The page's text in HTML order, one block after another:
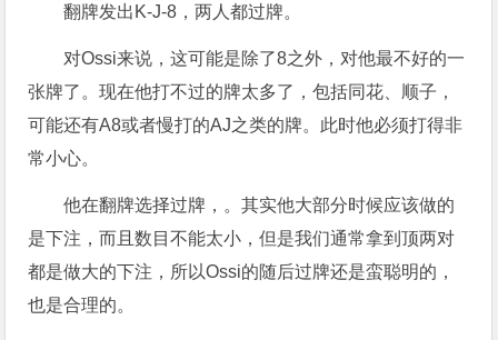
翻牌发出K-J-8，两人都过牌。
对Ossi来说，这可能是除了8之外，对他最不好的一
张牌了。现在他打不过的牌太多了，包括同花、顺子，
可能还有A8或者慢打的AJ之类的牌。此时他必须打得非
常小心。
他在翻牌选择过牌，。其实他大部分时候应该做的
是下注，而且数目不能太小，但是我们通常拿到顶两对
都是做大的下注，所以Ossi的随后过牌还是蛮聪明的，
也是合理的。